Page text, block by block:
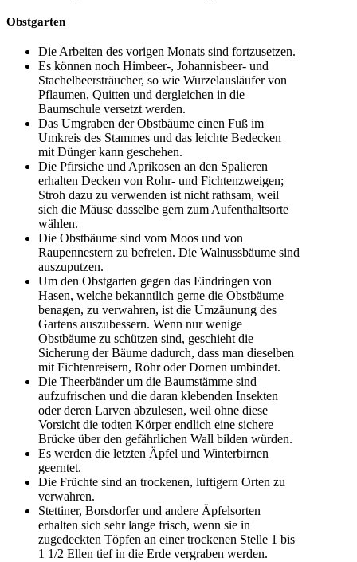
Obstgarten
Die Arbeiten des vorigen Monats sind fortzusetzen.
Es können noch Himbeer-, Johannisbeer- und
Stachelbeersträucher, so wie Wurzelausläufer von
Pflaumen, Quitten und dergleichen in die
Baumschule versetzt werden.
Das Umgraben der Obstbäume einen Fuß im
Umkreis des Stammes und das leichte Bedecken
mit Dünger kann geschehen.
Die Pfirsiche und Aprikosen an den Spalieren
erhalten Decken von Rohr- und Fichtenzweigen;
Stroh dazu zu verwenden ist nicht rathsam, weil
sich die Mäuse dasselbe gern zum Aufenthaltsorte
wählen.
Die Obstbäume sind vom Moos und von
Raupennestern zu befreien. Die Walnussbäume sind
auszuputzen.
Um den Obstgarten gegen das Eindringen von
Hasen, welche bekanntlich gerne die Obstbäume
benagen, zu verwahren, ist die Umzäunung des
Gartens auszubessern. Wenn nur wenige
Obstbäume zu schützen sind, geschieht die
Sicherung der Bäume dadurch, dass man dieselben
mit Fichtenreisern, Rohr oder Dornen umbindet.
Die Theerbänder um die Baumstämme sind
aufzufrischen und die daran klebenden Insekten
oder deren Larven abzulesen, weil ohne diese
Vorsicht die todten Körper endlich eine sichere
Brücke über den gefährlichen Wall bilden würden.
Es werden die letzten Äpfel und Winterbirnen
geerntet.
Die Früchte sind an trockenen, luftigern Orten zu
verwahren.
Stettiner, Borsdorfer und andere Äpfelsorten
erhalten sich sehr lange frisch, wenn sie in
zugedeckten Töpfen an einer trockenen Stelle 1 bis
1 1/2 Ellen tief in die Erde vergraben werden.